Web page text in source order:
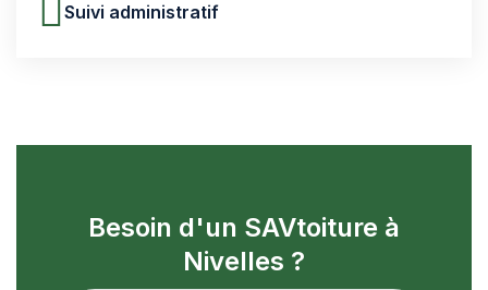
Suivi administratif
Besoin d'un SAVtoiture à
Nivelles ?